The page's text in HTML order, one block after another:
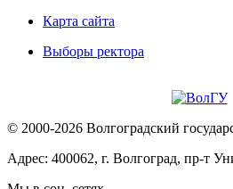
Карта сайта
Выборы ректора
© 2000-2026 Волгоградский
Адрес: 400062, г. Волгоград, пр-т